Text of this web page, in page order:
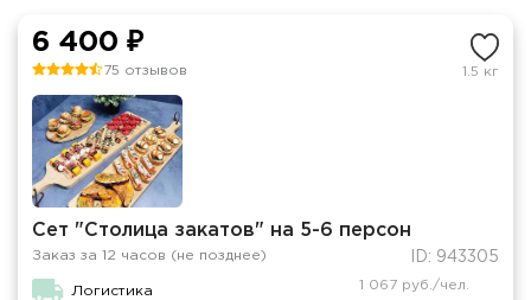
6 400 ₽
75 отзывов 1.5 кг
Сет "Столица закатов" на 5-6 персон
Заказ за 12 часов (не позднее) ID: 943305
Логистика 1 067 руб./чел.